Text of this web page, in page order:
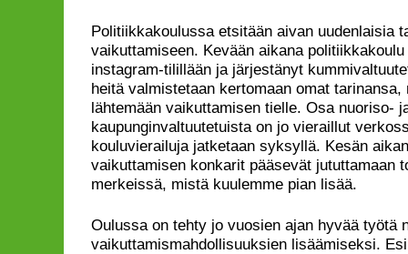
Politiikkakoulussa etsitään aivan uudenlaisia
vaikuttamiseen. Kevään aikana
instagram-tilillään ja järjestänyt
heitä valmistetaan kertomaan omat tarinansa,
lähtemään vaikuttamisen tielle. Osa nuoriso-
kaupunginvaltuutetuista on jo vieraillut
kouluvierailuja jatketaan syksyllä. Kesän
vaikuttamisen konkarit pääsevät jututtamaan
merkeissä, mistä kuulemme pian lisää.
Oulussa on tehty jo vuosien ajan hyvää työtä
vaikuttamismahdollisuuksien lisäämiseksi.